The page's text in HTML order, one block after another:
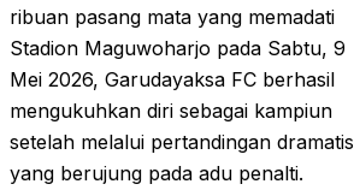
ribuan pasang mata yang memadati
Stadion Maguwoharjo pada Sabtu, 9
Mei 2026, Garudayaksa FC berhasil
mengukuhkan diri sebagai kampiun
setelah melalui pertandingan dramatis
yang berujung pada adu penalti.